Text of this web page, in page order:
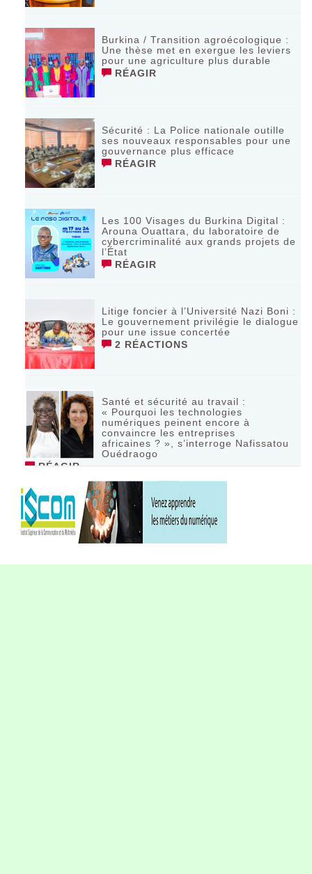
Burkina / Transition agroécologique :
Une thèse met en exergue les leviers
pour une agriculture plus durable
RÉAGIR
Sécurité : La Police nationale outille
ses nouveaux responsables pour une
gouvernance plus efficace
RÉAGIR
Les 100 Visages du Burkina Digital :
Arouna Ouattara, du laboratoire de
cybercriminalité aux grands projets de
l’État
RÉAGIR
Litige foncier à l’Université Nazi Boni :
Le gouvernement privilégie le dialogue
pour une issue concertée
2 RÉACTIONS
Santé et sécurité au travail :
« Pourquoi les technologies
numériques peinent encore à
convaincre les entreprises
africaines ? », s’interroge Nafissatou
Ouédraogo
RÉAGIR